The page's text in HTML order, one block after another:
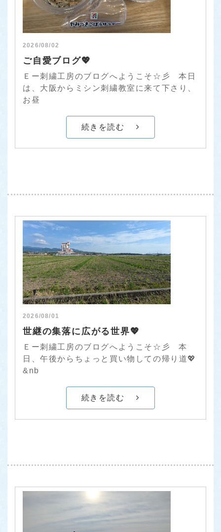
2026/08/02
ご自愛ブログ💖
Ｅー刺繍工房のブログへようこそ☆彡 本日
は、大阪からミシン刺繍教室に来て下さり、
お昼
続きを読む
2026/08/01
世継の集落に広がる世界💖
Ｅー刺繍工房のブログへようこそ☆彡 本
日、午後からちょっと買い物しての帰り道💖
&nb
続きを読む